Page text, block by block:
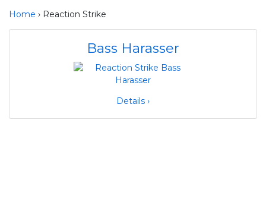
Home › Reaction Strike
Bass Harasser
Details ›